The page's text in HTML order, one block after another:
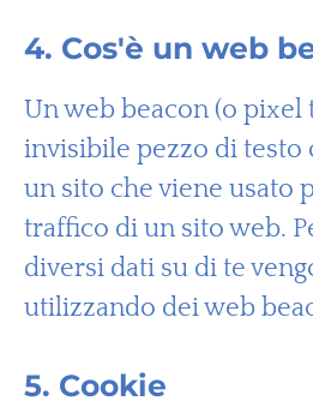
4. Cos'è un web
Un web beacon (o pixel
invisibile pezzo di testo
un sito che viene usato
traffico di un sito web.
diversi dati su di te
utilizzando dei web
5. Cookie